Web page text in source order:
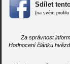
Sdílet
(na svém
Za správnost
Hodnocení článku